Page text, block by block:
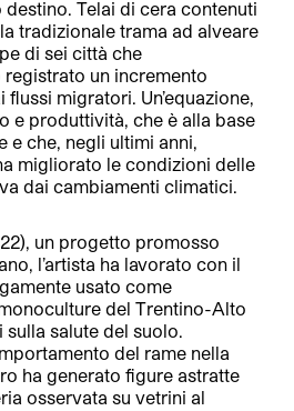
Telai di cera contenuti
tradizionale trama ad alveare
di sei città che
un incremento
migratori. Un’equazione,
e produttività, che è alla base
e che, negli ultimi anni,
migliorato le condizioni delle
dai cambiamenti climatici.
un progetto promosso
l’artista ha lavorato con il
usato come
del Trentino-Alto
salute del suolo.
del rame nella
ha generato figure astratte
osservata su vetrini al